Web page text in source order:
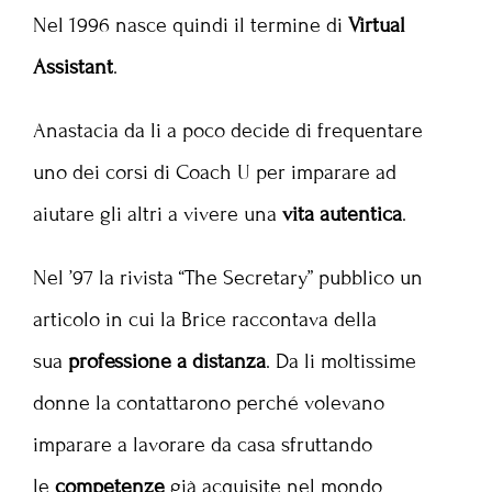
Nel 1996 nasce quindi il termine di Virtual
Assistant.
Anastacia da li a poco decide di frequentare
uno dei corsi di Coach U per imparare ad
aiutare gli altri a vivere una vita autentica.
Nel ’97 la rivista “The Secretary” pubblico un
articolo in cui la Brice raccontava della
sua professione a distanza. Da li moltissime
donne la contattarono perché volevano
imparare a lavorare da casa sfruttando
le competenze già acquisite nel mondo